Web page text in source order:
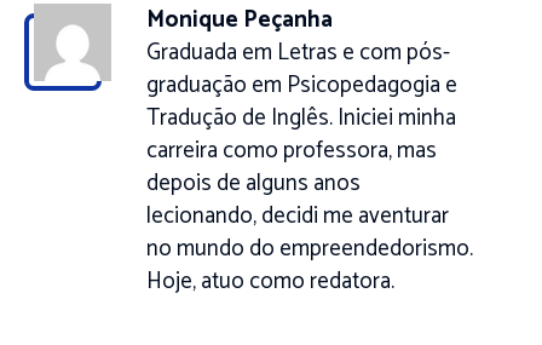
Monique Peçanha
Graduada em Letras e com pós-
graduação em Psicopedagogia e
Tradução de Inglês. Iniciei minha
carreira como professora, mas
depois de alguns anos
lecionando, decidi me aventurar
no mundo do empreendedorismo.
Hoje, atuo como redatora.